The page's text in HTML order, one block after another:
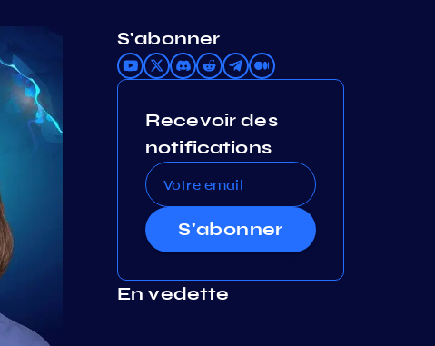
S'abonner
Recevoir des
notifications
S'abonner
En vedette